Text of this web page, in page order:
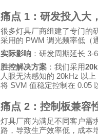
痛点 1 ：研发投入大
很多灯具厂商组建了专门的
采用的 PWM 调光频率低（
实际影响 ：研发周期延长 3-6
胜控解决方案 ：我们采用
人眼无法感知的 20kHz 以
将 SVM 值稳定控制在 0.05
痛点 2 ：控制板兼容
灯具厂商为满足不同客户需
路，导致生产效率低，成本